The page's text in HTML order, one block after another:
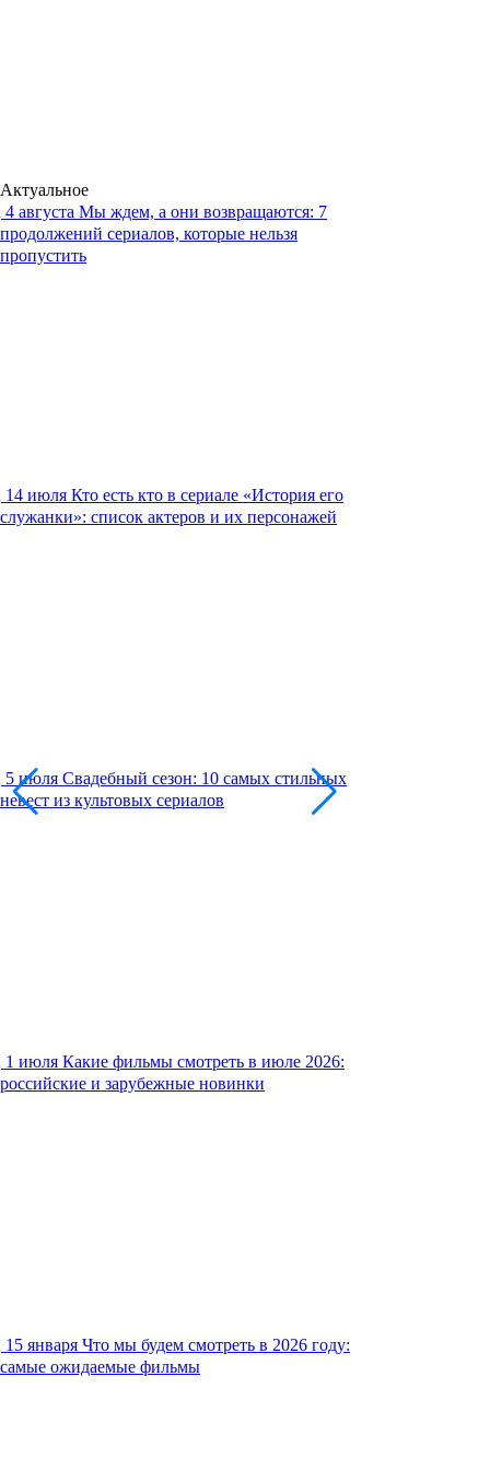
Актуальное
4 августа Мы ждем, а они возвращаются: 7
продолжений сериалов, которые нельзя
пропустить
14 июля Кто есть кто в сериале «История его
служанки»: список актеров и их персонажей
5 июля Свадебный сезон: 10 самых стильных
невест из культовых сериалов
1 июля Какие фильмы смотреть в июле 2026:
российские и зарубежные новинки
15 января Что мы будем смотреть в 2026 году:
самые ожидаемые фильмы